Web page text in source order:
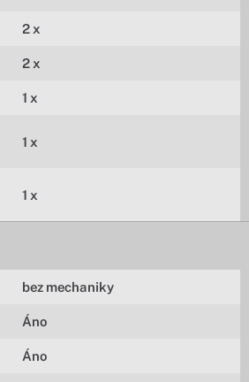
2 x
2 x
1 x
1 x
1 x
bez mechaniky
Áno
Áno